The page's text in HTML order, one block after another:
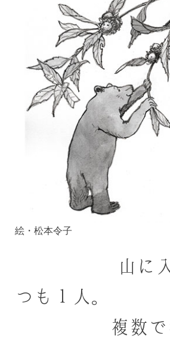
絵・松本令子
山に
つも１人。
複数で行